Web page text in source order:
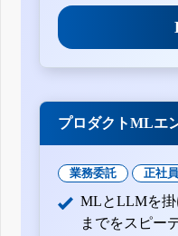
プロダクトMLエ
業務委託 正社員
MLとLLMを掛
までをスピー